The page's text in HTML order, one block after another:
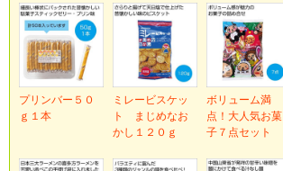
プリンバー５０
ｇ１本
ミレービスケッ
ト まじめなお
かし１２０ｇ
ボリューム満
点！大人気お菓
子７点セット